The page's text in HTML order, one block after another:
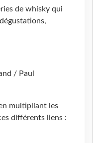
de whisky qui
/ Paul
multipliant les
différents liens :